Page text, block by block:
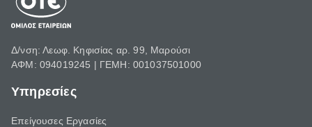
Δ/νση: Λεωφ. Κηφισίας αρ. 99, Μαρούσι
ΑΦΜ: 094019245 | ΓΕΜΗ: 001037501000
Υπηρεσίες
Επείγουσες Εργασίες